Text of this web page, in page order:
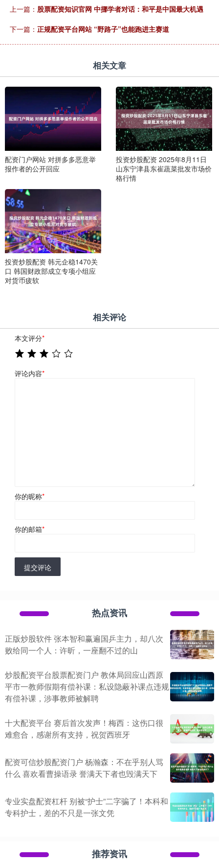
上一篇： 股票配资知识官网 中挪学者对话：和平是中国最大机遇
下一篇： 正规配资平台网站 “野路子”也能跑进主赛道
相关文章
配资门户网站 对拼多多恶意举
报作者的公开回应
投资炒股配资 2025年8月11日
山东宁津县东崔蔬菜批发市场价
格行情
投资炒股配资 韩元企稳1470关
口 韩国财政部成立专项小组应
对货币疲软
相关评论
本文评分*
评论内容*
你的昵称*
你的邮箱*
提交评论
热点资讯
正版炒股软件 张本智和赢遍国乒主力，却八次
败给同一个人：许昕，一座翻不过的山
炒股配资平台股票配资门户 教体局回应山西原
平市一教师假期有偿补课：私设隐蔽补课点违规
有偿补课，涉事教师被解聘
十大配资平台 赛后首次发声！梅西：这伤口很
难愈合，感谢所有支持，祝贺西班牙
配资可信炒股配资门户 杨瀚森：不在乎别人骂
什么 喜欢看曹操语录 誉满天下者也毁满天下
专业实盘配资杠杆 别被“护士”二字骗了！本科和
专科护士，差的不只是一张文凭
推荐资讯